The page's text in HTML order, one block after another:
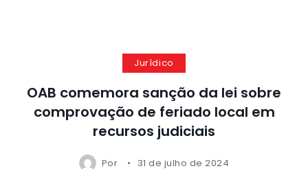
Jurídico
OAB comemora sanção da lei sobre
comprovação de feriado local em
recursos judiciais
Por 31 de julho de 2024